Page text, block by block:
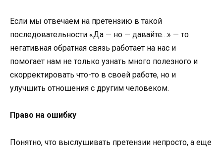
Если мы отвечаем на претензию в такой
последовательности «Да — но — давайте…» — то
негативная обратная связь работает на нас и
помогает нам не только узнать много полезного и
скорректировать что-то в своей работе, но и
улучшить отношения с другим человеком.
Право на ошибку
Понятно, что выслушивать претензии непросто, а еще